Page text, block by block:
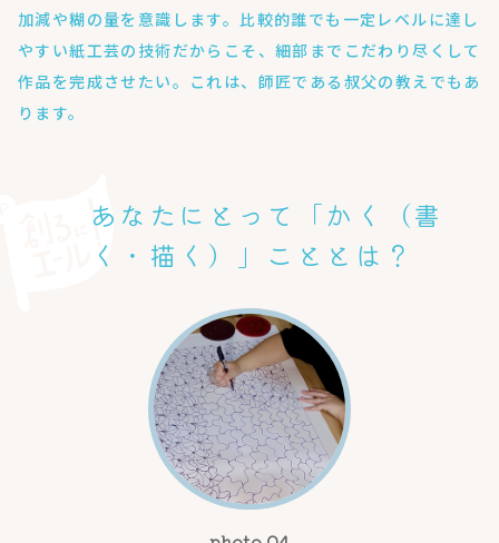
加減や糊の量を意識します。比較的誰でも一定レベルに達し
やすい紙工芸の技術だからこそ、細部までこだわり尽くして
作品を完成させたい。これは、師匠である叔父の教えでもあ
ります。
あなたにとって「かく（書
く・描く）」こととは？